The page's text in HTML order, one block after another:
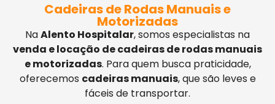
Cadeiras de Rodas Manuais e
Motorizadas
NaAlento Hospitalar, somos especialistas na
venda e locação de cadeiras de rodas manuais
e motorizadas. Para quem busca praticidade,
oferecemos cadeiras manuais, que são leves e
fáceis de transportar.